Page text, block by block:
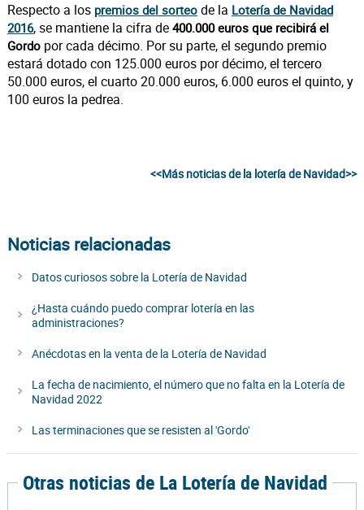
Respecto a los premios del sorteode la Lotería de Navidad
2016, se mantiene la cifra de 400.000 euros que recibirá el
Gordopor cada décimo. Por su parte, el segundo premio
estará dotado con 125.000 euros por décimo, el tercero
50.000 euros, el cuarto 20.000 euros, 6.000 euros el quinto, y
100 euros la pedrea.
<<Más noticias de la lotería de Navidad>>
Noticias relacionadas
Datos curiosos sobre la Lotería de Navidad
¿Hasta cuándo puedo comprar lotería en las
administraciones?
Anécdotas en la venta de la Lotería de Navidad
La fecha de nacimiento, el número que no falta en la Lotería de
Navidad 2022
Las terminaciones que se resisten al 'Gordo'
Otras noticias de La Lotería de Navidad